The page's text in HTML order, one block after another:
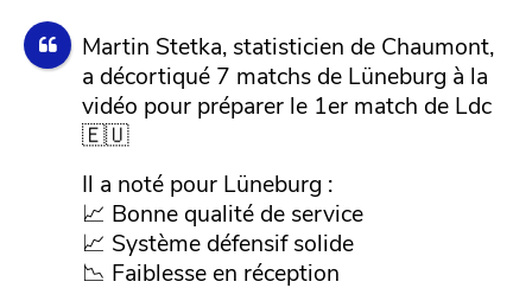
Martin Stetka, statisticien de Chaumont,
a décortiqué 7 matchs de Lüneburg à la
vidéo pour préparer le 1er match de Ldc
🇪🇺
Il a noté pour Lüneburg :
📈 Bonne qualité de service
📈 Système défensif solide
📉 Faiblesse en réception